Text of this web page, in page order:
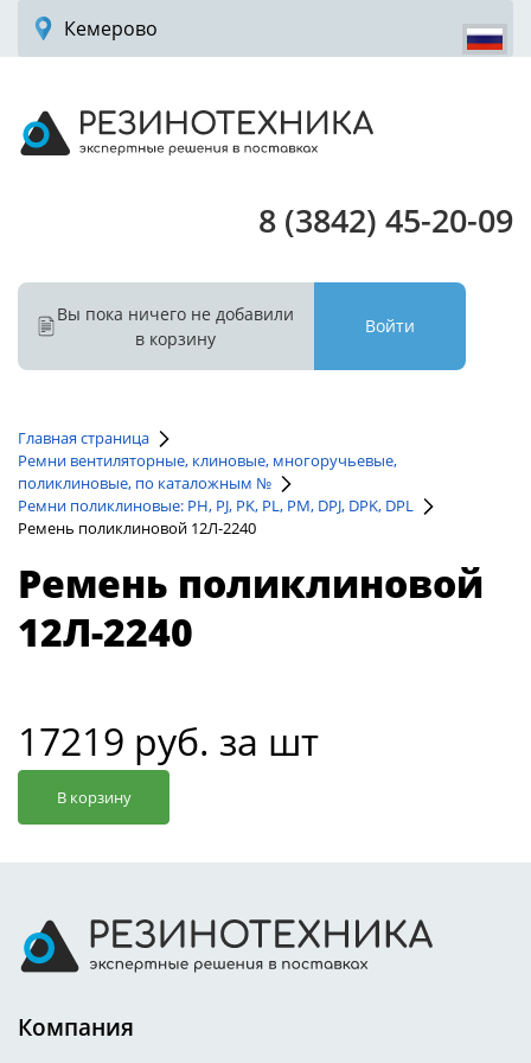
Кемерово
8 (3842) 45-20-09
Вы пока ничего не добавили
в корзину
Войти
Главная страница
Ремни вентиляторные, клиновые, многоручьевые,
поликлиновые, по каталожным №
Ремни поликлиновые: PH, PJ, PK, PL, PM, DPJ, DPK, DPL
Ремень поликлиновой 12Л-2240
Ремень поликлиновой
12Л-2240
17219 руб. за шт
В корзину
Компания